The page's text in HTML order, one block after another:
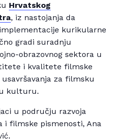
Hrvatskog
, iz nastojanja da
kurikularne
gradi suradnju
obrazovnog sektora u
i kvalitete filmske
za filmsku
kulturu.
u području razvoja
i filmske pismenosti, Ana